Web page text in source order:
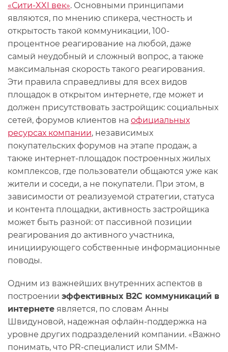
«Сити-XXI век». Основными принципами
являются, по мнению спикера, честность и
открытость такой коммуникации, 100-
процентное реагирование на любой, даже
самый неудобный и сложный вопрос, а также
максимальная скорость такого реагирования.
Эти правила справедливы для всех видов
площадок в открытом интернете, где может и
должен присутствовать застройщик: социальных
сетей, форумов клиентов на официальных
ресурсах компании, независимых
покупательских форумов на этапе продаж, а
также интернет-площадок построенных жилых
комплексов, где пользователи общаются уже как
жители и соседи, а не покупатели. При этом, в
зависимости от реализуемой стратегии, статуса
и контента площадки, активность застройщика
может быть разной: от пассивной позиции
реагирования до активного участника,
инициирующего собственные информационные
поводы.
Одним из важнейших внутренних аспектов в
построении эффективных B2C коммуникаций в
интернете является, по словам Анны
Швидуновой, надежная офлайн-поддержка на
уровне других подразделений компании. «Важно
понимать, что PR-специалист или SMM-